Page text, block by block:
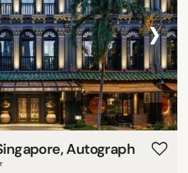
›
Autograph